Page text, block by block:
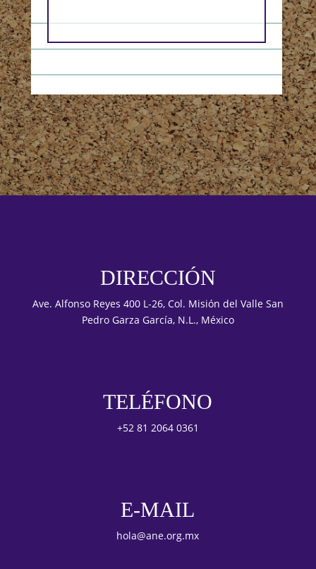
DIRECCIÓN
Ave. Alfonso Reyes 400 L-26, Col. Misión del Valle San
Pedro Garza García, N.L., México
TELÉFONO
+52 81 2064 0361
E-MAIL
hola@ane.org.mx